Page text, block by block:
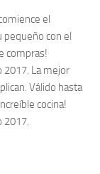
el
pequeño con el
compras!
2017. La mejor
Válido hasta
cocina!
2017.